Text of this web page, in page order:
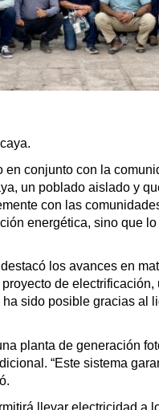
conjunto con la
un poblado aislado y
con las
energética, sino que
los avances en
de electrificación,
sido posible gracias al
planta de generación
“Este sistema
llevar electricidad a